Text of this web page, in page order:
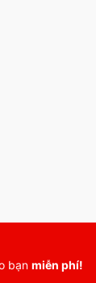
bạn miễn phí!